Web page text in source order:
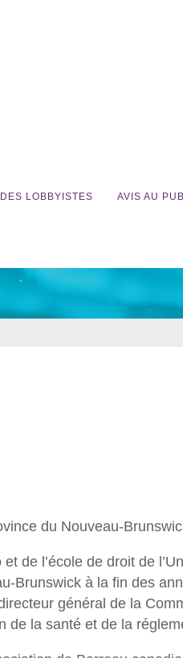
LOBBYISTES AVIS AU
du Nouveau-
de l’école de droit de
Brunswick à la fin des
général de la
la santé et de la